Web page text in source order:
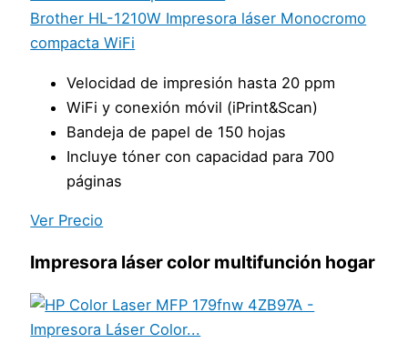
Brother HL-1210W Impresora láser Monocromo
compacta WiFi
Velocidad de impresión hasta 20 ppm
WiFi y conexión móvil (iPrint&Scan)
Bandeja de papel de 150 hojas
Incluye tóner con capacidad para 700
páginas
Ver Precio
Impresora láser color multifunción hogar